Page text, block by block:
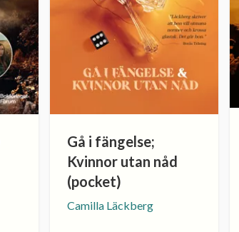
Gå i fängelse;
Kvinnor utan nåd
(pocket)
Camilla Läckberg